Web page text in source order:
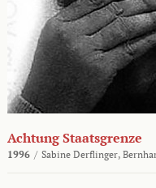
Achtung Staatsgrenze
1996 / Sabine Derflinger,